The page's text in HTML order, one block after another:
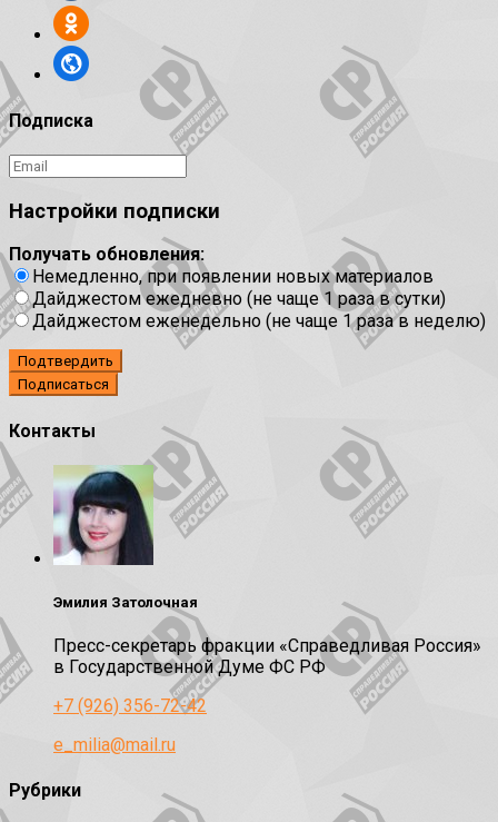
Подписка
Настройки подписки
Получать обновления:
Немедленно, при появлении новых материалов
Дайджестом ежедневно (не чаще 1 раза в сутки)
Дайджестом еженедельно (не чаще 1 раза в неделю)
Подтвердить
Контакты
Эмилия Затолочная
Пресс-секретарь фракции «Справедливая Россия»
в Государственной Думе ФС РФ
+7 (926) 356-72-42
e_milia@mail.ru
Рубрики